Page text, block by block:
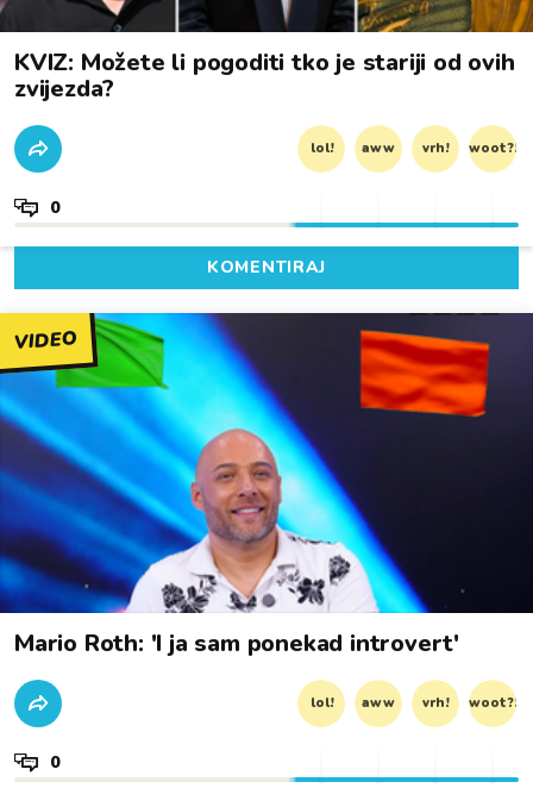
KVIZ: Možete li pogoditi tko je stariji od ovih
zvijezda?
lol! aww vrh! woot?!
0
KOMENTIRAJ
VIDEO
Mario Roth: 'I ja sam ponekad introvert'
lol! aww vrh! woot?!
0